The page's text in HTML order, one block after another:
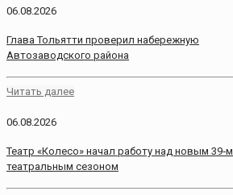
06.08.2026
Глава Тольятти проверил набережную
Автозаводского района
Читать далее
06.08.2026
Театр «Колесо» начал работу над новым 39‑м
театральным сезоном